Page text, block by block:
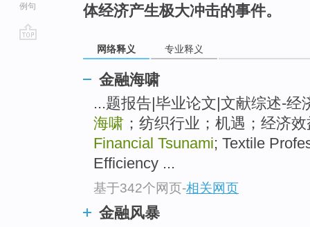
例句
体经济产生极大冲击的事件。
网络释义 专业释义
金融海啸
...题报告|毕业论文|文献综述-经
海啸 ；纺织行业；机遇；经济
Financial Tsunami; Textile
Efficiency ...
基于342个网页-相关网页
金融风暴